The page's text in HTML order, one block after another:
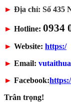
► Địa chỉ: Số 435
► Hotline: 0934
► Website: https:/
► Email:
► Facebook:
Trân trọng!